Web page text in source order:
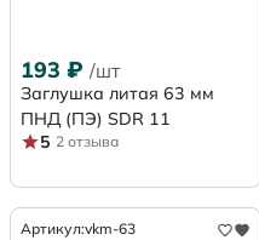
193 ₽ /шт
Заглушка литая 63 мм
ПНД (ПЭ) SDR 11
5 2 отзыва
Артикул:vkm-63